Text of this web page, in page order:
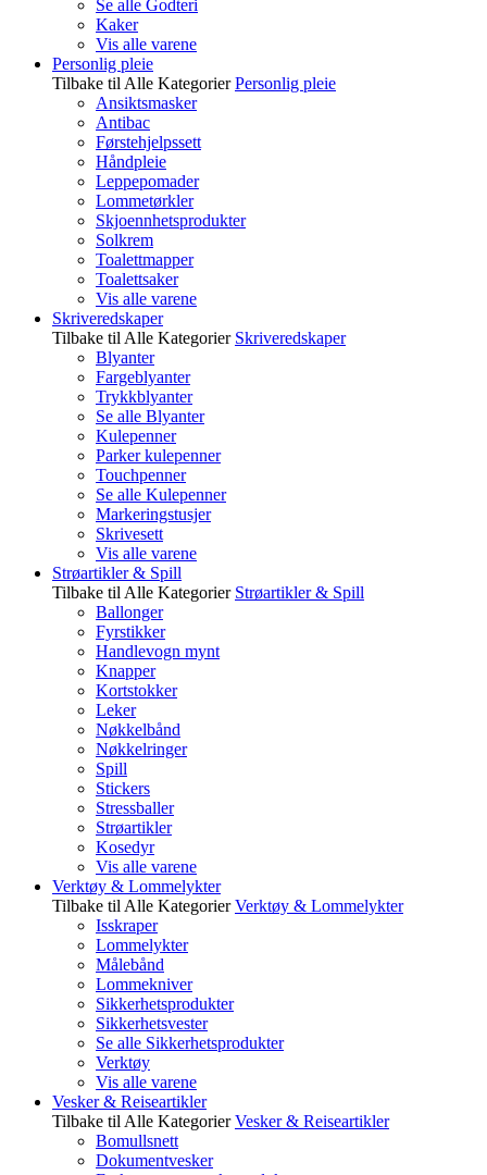
Se alle Godteri
Kaker
Vis alle varene
Personlig pleie
Tilbake til Alle Kategorier Personlig pleie
Ansiktsmasker
Antibac
Førstehjelpssett
Håndpleie
Leppepomader
Lommetørkler
Skjoennhetsprodukter
Solkrem
Toalettmapper
Toalettsaker
Vis alle varene
Skriveredskaper
Tilbake til Alle Kategorier Skriveredskaper
Blyanter
Fargeblyanter
Trykkblyanter
Se alle Blyanter
Kulepenner
Parker kulepenner
Touchpenner
Se alle Kulepenner
Markeringstusjer
Skrivesett
Vis alle varene
Strøartikler & Spill
Tilbake til Alle Kategorier Strøartikler & Spill
Ballonger
Fyrstikker
Handlevogn mynt
Knapper
Kortstokker
Leker
Nøkkelbånd
Nøkkelringer
Spill
Stickers
Stressballer
Strøartikler
Kosedyr
Vis alle varene
Verktøy & Lommelykter
Tilbake til Alle Kategorier Verktøy & Lommelykter
Isskraper
Lommelykter
Målebånd
Lommekniver
Sikkerhetsprodukter
Sikkerhetsvester
Se alle Sikkerhetsprodukter
Verktøy
Vis alle varene
Vesker & Reiseartikler
Tilbake til Alle Kategorier Vesker & Reiseartikler
Bomullsnett
Dokumentvesker